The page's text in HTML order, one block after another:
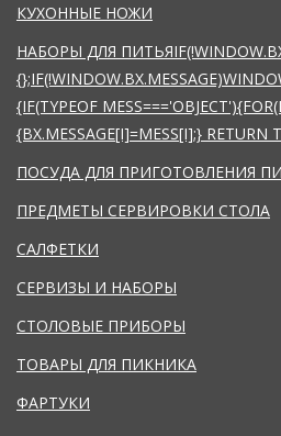
КУХОННЫЕ НОЖИ
НАБОРЫ ДЛЯ
{IF(TYPEOF
{BX.MESSAGE[I]=MESS[I];} RETURN
ПОСУДА ДЛЯ ПРИГОТОВЛЕНИЯ
ПРЕДМЕТЫ СЕРВИРОВКИ СТОЛА
САЛФЕТКИ
СЕРВИЗЫ И НАБОРЫ
СТОЛОВЫЕ ПРИБОРЫ
ТОВАРЫ ДЛЯ ПИКНИКА
ФАРТУКИ